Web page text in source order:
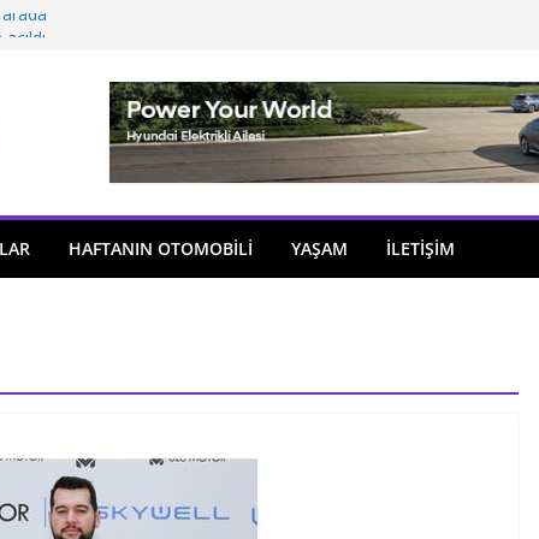
sayısı artıyor
HAFTANIN OTOMOBILI YAŞAM İLETİŞİM